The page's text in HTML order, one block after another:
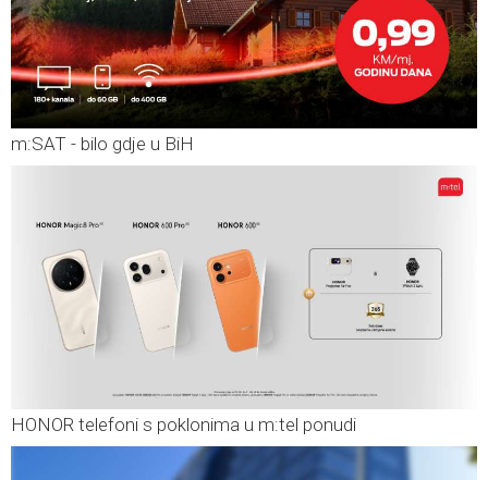
m:SAT - bilo gdje u BiH
HONOR telefoni s poklonima u m:tel ponudi